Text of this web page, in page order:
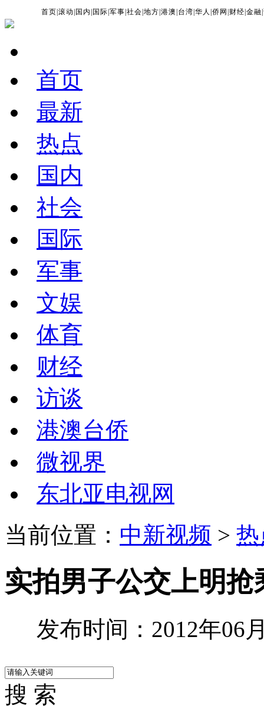
首页 |滚动 国内 国际 |军事 |社会 |地方 |港澳 台湾 |华人 |侨网 财经 |金融 |
首页
最新
热点
国内
社会
国际
军事
文娱
体育
财经
访谈
港澳台侨
微视界
东北亚电视网
当前位置： 中新视频 >
实拍男子公交上明
发布时间：2012年06
搜 索